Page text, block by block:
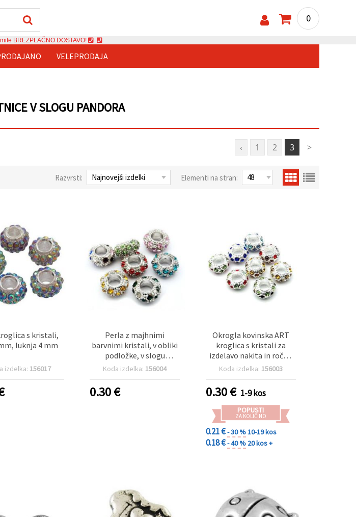
0
BREZPLAČNO DOSTAVO!
VELEPRODAJA
V SLOGU PANDORA
‹ 1 2 3 >
Razvrsti: Elementi na stran:
s kristali,
luknja 4 mm
izdelka: 156017
Perla z majhnimi
barvnimi kristali, v obliki
podložke, v slogu
Pandora, 11x6 mm, luknja
Koda izdelka: 156004
0.30€
Okrogla kovinska ART
kroglica s kristali za
izdelavo nakita in ročna
dela, 11 x 5,5 mm, luknja:
Koda izdelka: 156003
0.30€ 1-9 kos
POPUSTI
ZA KOLIČINO
0.21 €- 30 %10-19 kos
0.18 €- 40 % 20 kos +